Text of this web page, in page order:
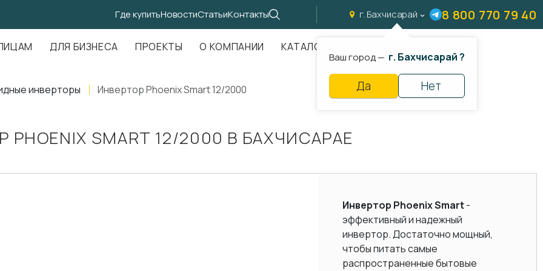
Где купитьНовостиСтатьиКонтакты г. Бахчисарай
Ваш город — г. Бахчисарай ?
Да Нет
8 800 770 79 40
ДЛЯ БИЗНЕСА ПРОЕКТЫ О КОМПАНИИ КАТАЛОГ
инверторы Инвертор Phoenix Smart 12/2000
SMART 12/2000 В БАХЧИСАРАЕ
Инвертор Phoenix Smart-
эффективный и надежный
инвертор. Достаточно мощный,
чтобы питать самые
распространенные бытовые
д. 107, оф. 707